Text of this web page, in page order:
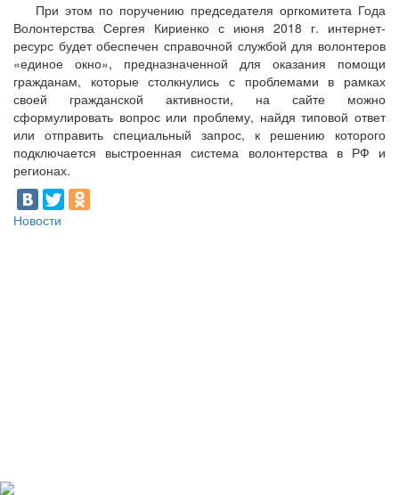
При этом по поручению председателя оргкомитета Года
Волонтерства Сергея Кириенко с июня 2018 г. интернет-
ресурс будет обеспечен справочной службой для волонтеров
«единое окно», предназначенной для оказания помощи
гражданам, которые столкнулись с проблемами в рамках
своей гражданской активности, на сайте можно
сформулировать вопрос или проблему, найдя типовой ответ
или отправить специальный запрос, к решению которого
подключается выстроенная система волонтерства в РФ и
регионах.
Новости